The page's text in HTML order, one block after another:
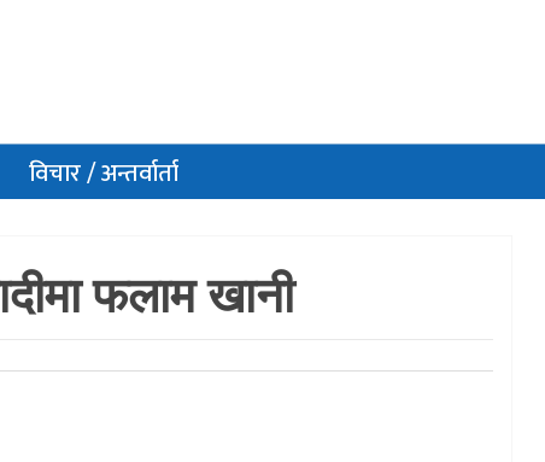
विचार / अन्तर्वार्ता
फलाम खानी